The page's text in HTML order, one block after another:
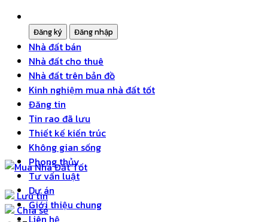
Nhà đất bán
Nhà đất cho thuê
Nhà đất trên bản đồ
Kinh nghiệm mua nhà đất tốt
Đăng tin
Tin rao đã lưu
Thiết kế kiến trúc
Không gian sống
Phong thủy
Tư vấn luật
Dự án
Giới thiệu chung
Liên hệ
Lưu tin
Chia sẻ